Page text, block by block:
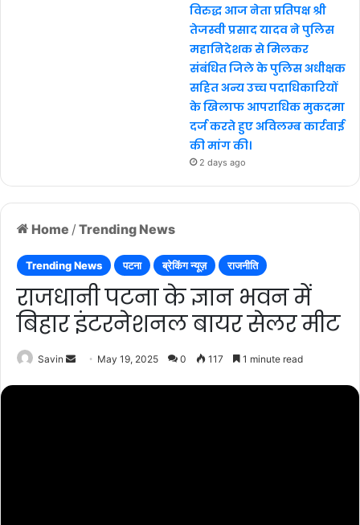
Home / Trending News
Trending News पटना ब्रेकिंग न्यूज़ राजनीति
राजधानी पटना के ज्ञान भवन में
बिहार इंटरनेशनल बायर सेलर मीट
Savin
SendMay 19, 2025 0 117 1 minute read
विरुद्ध आज नेता प्रतिपक्ष श्री
तेजस्वी प्रसाद यादव ने पुलिस
महानिदेशक से मिलकर
संबंधित जिले के पुलिस अधीक्षक
सहित अन्य उच्च पदाधिकारियों
के खिलाफ आपराधिक मुकदमा
दर्ज करते हुए अविलम्ब कार्रवाई
की मांग की।
2 days ago